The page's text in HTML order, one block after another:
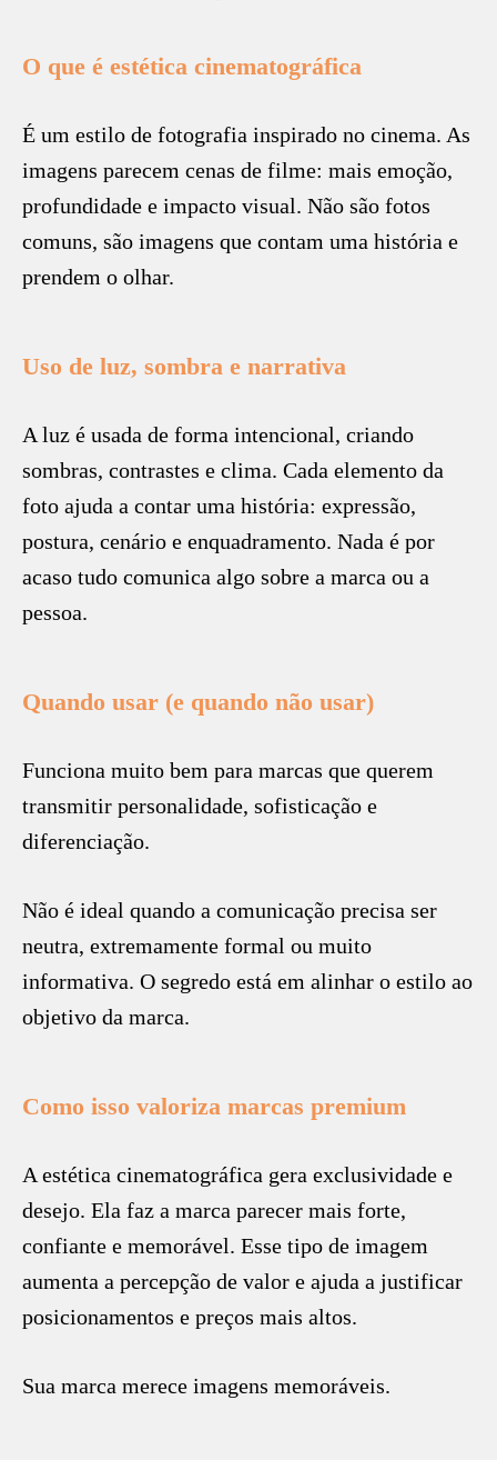
O que é estética cinematográfica
É um estilo de fotografia inspirado no cinema. As
imagens parecem cenas de filme: mais emoção,
profundidade e impacto visual. Não são fotos
comuns, são imagens que contam uma história e
prendem o olhar.
Uso de luz, sombra e narrativa
A luz é usada de forma intencional, criando
sombras, contrastes e clima. Cada elemento da
foto ajuda a contar uma história: expressão,
postura, cenário e enquadramento. Nada é por
acaso tudo comunica algo sobre a marca ou a
pessoa.
Quando usar (e quando não usar)
Funciona muito bem para marcas que querem
transmitir personalidade, sofisticação e
diferenciação.
Não é ideal quando a comunicação precisa ser
neutra, extremamente formal ou muito
informativa. O segredo está em alinhar o estilo ao
objetivo da marca.
Como isso valoriza marcas premium
A estética cinematográfica gera exclusividade e
desejo. Ela faz a marca parecer mais forte,
confiante e memorável. Esse tipo de imagem
aumenta a percepção de valor e ajuda a justificar
posicionamentos e preços mais altos.
Sua marca merece imagens memoráveis.